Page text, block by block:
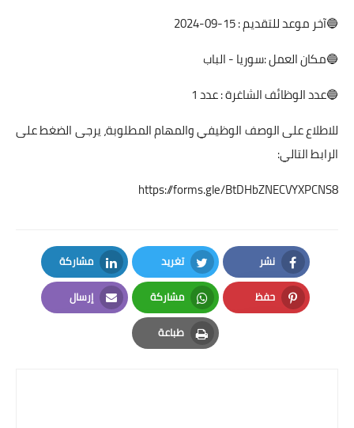
🔵آخر موعد للتقديم : 15-09-2024
🔵مكان العمل :سوريا - الباب
🔵عدد الوظائف الشاغرة : عدد 1
للاطلاع على الوصف الوظيفي والمهام المطلوبة، يرجى الضغط على
الرابط التالي:
https://forms.gle/BtDHbZNECVYXPCNS8
نشر
Facebook
تغريد
Twitter
مشاركة
LinkedIn
حفظ
Pinterest
مشاركة
Whatsapp
إرسال
Email
طباعة
Print